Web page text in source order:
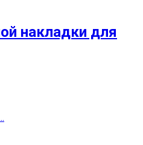
накладки для